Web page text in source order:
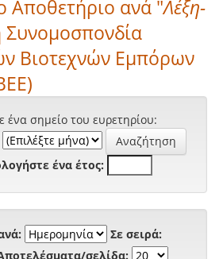
Αποθετήριο ανά "Λέξη-
Συνομοσπονδία
Βιοτεχνών Εμπόρων
ένα σημείο του ευρετηρίου:
ένα έτος:
Σε σειρά:
σελίδα: